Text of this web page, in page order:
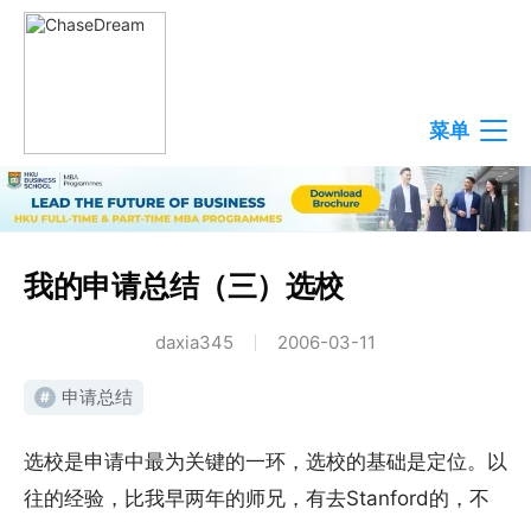
菜单
我的申请总结（三）选校
daxia345 2006-03-11
# 申请总结
选校是申请中最为关键的一环，选校的基础是定位。以
往的经验，比我早两年的师兄，有去Stanford的，不